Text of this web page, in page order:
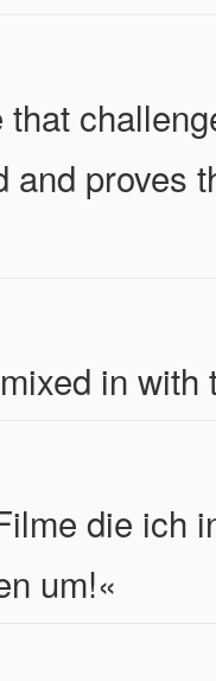
that
proves
in
die ich
um!«